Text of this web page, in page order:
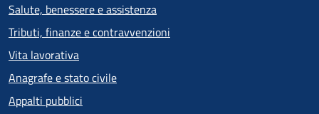
Salute, benessere e assistenza
Tributi, finanze e contravvenzioni
Vita lavorativa
Anagrafe e stato civile
Appalti pubblici